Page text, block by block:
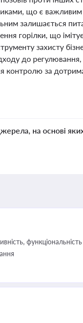
що є
залишається
горілки, що
захисту
до
контролю за
на основі